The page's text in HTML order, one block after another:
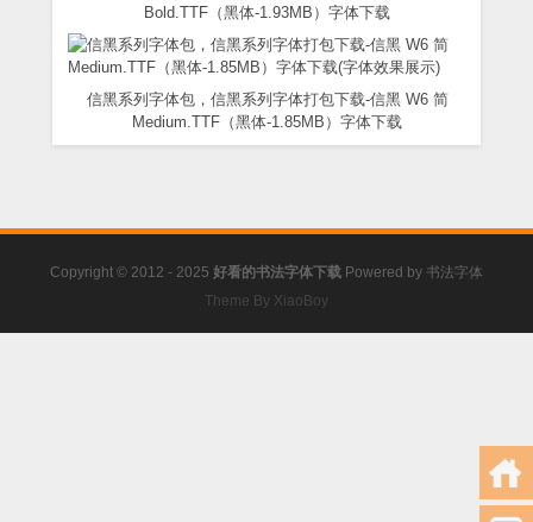
Bold.TTF（黑体-1.93MB）字体下载
信黑系列字体包，信黑系列字体打包下载-信黑 W6 简
Medium.TTF（黑体-1.85MB）字体下载
Copyright © 2012 - 2025 好看的书法字体下载 Powered by 书法字体
Theme By XiaoBoy